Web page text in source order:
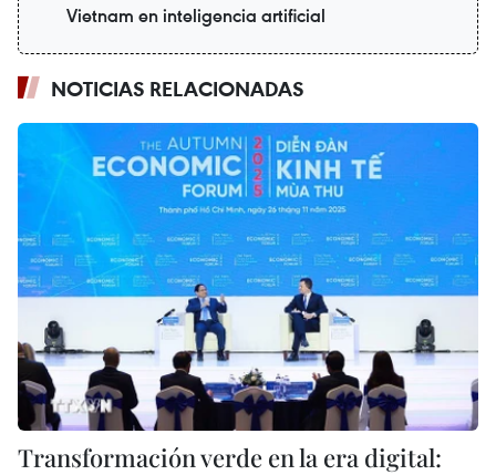
Vietnam en inteligencia artificial
NOTICIAS RELACIONADAS
Transformación verde en la era digital: